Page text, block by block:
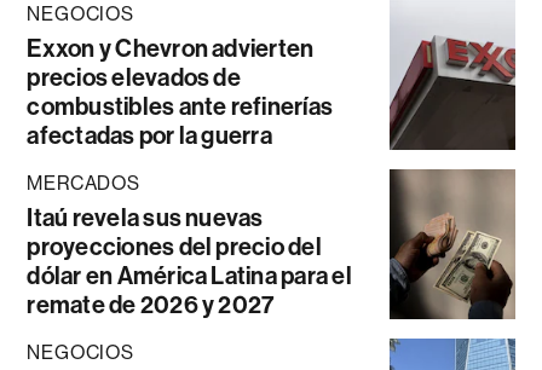
NEGOCIOS
Exxon y Chevron advierten
precios elevados de
combustibles ante refinerías
afectadas por la guerra
MERCADOS
Itaú revela sus nuevas
proyecciones del precio del
dólar en América Latina para el
remate de 2026 y 2027
NEGOCIOS